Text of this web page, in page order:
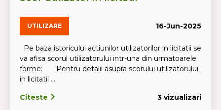
UTILIZARE 16-Jun-2025
Pe baza istoricului actiunilor utilizatorilor in licitatii se
va afisa scorul utilizatorului intr-una din urmatoarele
forme: Pentru detalii asupra scorului utilizatorului
in licitatii ...
Citeste 3 vizualizari